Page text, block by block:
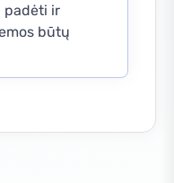
padėti ir
būtų